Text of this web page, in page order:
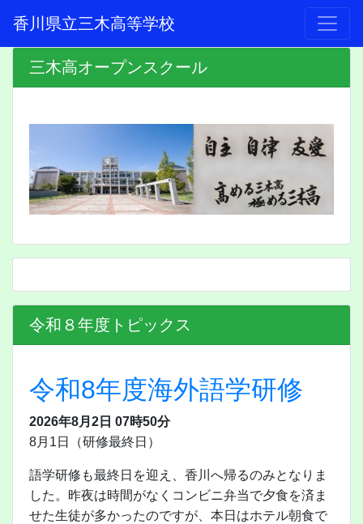
香川県立三木高等学校
三木高オープンスクール
令和８年度トピックス
令和8年度海外語学研修
2026年8月2日 07時50分
8月1日（研修最終日）
語学研修も最終日を迎え、香川へ帰るのみとなりま
した。昨夜は時間がなくコンビニ弁当で夕食を済ま
せた生徒が多かったのですが、本日はホテル朝食で